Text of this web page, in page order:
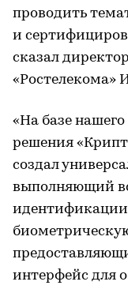
проводить
и
сказал
«Ростелекома»
«На базе
решения
создал
выполняющий
интерфейс для